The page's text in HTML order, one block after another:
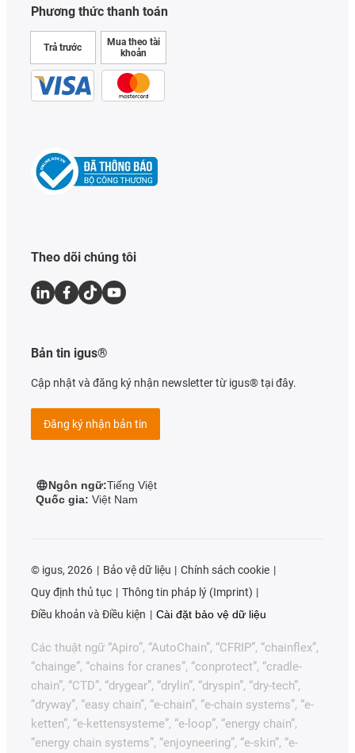
Phương thức thanh toán
Trả trước
Mua theo tài
khoản
Theo dõi chúng tôi
Bản tin igus®
Cập nhật và đăng ký nhận newsletter từ igus® tại đây.
Đăng ký nhận bản tin
Ngôn ngữ:Tiếng Việt
Quốc gia: Việt Nam
© igus, 2026 Bảo vệ dữ liệu
Chính sách cookie
Quy định thủ tục
Thông tin pháp lý (Imprint)
Điều khoản và Điều kiện
Cài đặt bảo vệ dữ liệu
Các thuật ngữ “Apiro”, “AutoChain”, “CFRIP”, “chainflex”,
“chainge”, “chains for cranes”, “conprotect”, “cradle-
chain”, “CTD”, “drygear”, “drylin”, “dryspin”, “dry-tech”,
“dryway”, “easy chain”, “e-chain”, “e-chain systems”, “e-
ketten”, “e-kettensysteme”, “e-loop”, “energy chain”,
“energy chain systems”, “enjoyneering”, “e-skin”, “e-